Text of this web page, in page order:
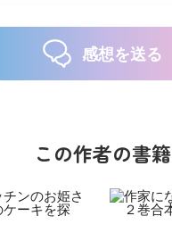
感想を送る
この作者の書籍